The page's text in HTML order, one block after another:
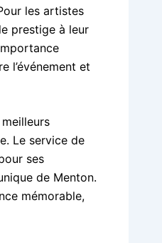
les artistes
prestige à leur
l’événement et
Le service de
ses
de Menton.
mémorable,